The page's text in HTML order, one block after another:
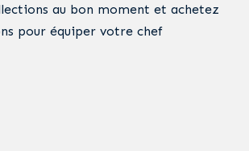
au bon moment et achetez
pour équiper votre chef